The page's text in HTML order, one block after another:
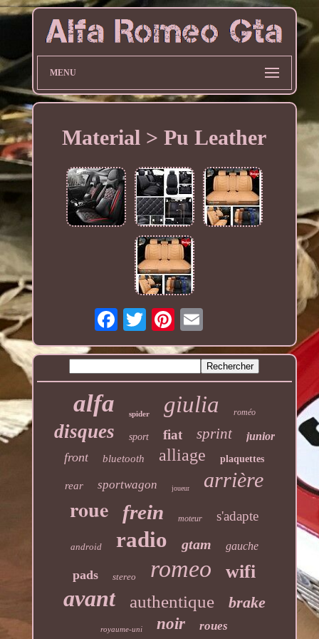
MENU
Material > Pu Leather
alfa spider giulia roméo
disques sport fiat sprint junior
front bluetooth alliage plaquettes
rear sportwagon joueur arrière
roue frein moteur s'adapte
android radio gtam gauche
pads stereo romeo wifi
avant authentique brake
royaume-uni noir roues